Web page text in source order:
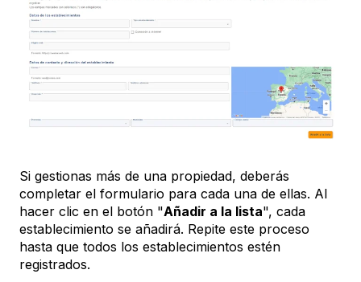
Si gestionas más de una propiedad, deberás
completar el formulario para cada una de ellas. Al
hacer clic en el botón "Añadir a la lista", cada
establecimiento se añadirá. Repite este proceso
hasta que todos los establecimientos estén
registrados.